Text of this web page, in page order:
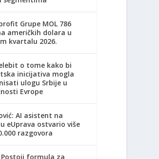
Grupe MOL 786
američkih dolara u
kvartalu 2026.
o tome kako bi
inicijativa mogla
ulogu Srbije u
Evrope
AI asistent na
eUprava ostvario više
razgovora
Postoji formula za